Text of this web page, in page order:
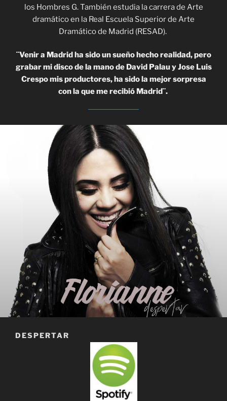
los Hombres G. También estudia la carrera de Arte
dramático en la Real Escuela Superior de Arte
Dramático de Madrid (RESAD).
¨Venir a Madrid ha sido un sueño hecho realidad, pero
grabar mi disco de la mano de David Palau y Jose Luis
Crespo mis productores, ha sido la mejor sorpresa
con la que me recibió Madrid¨.
DESPERTAR